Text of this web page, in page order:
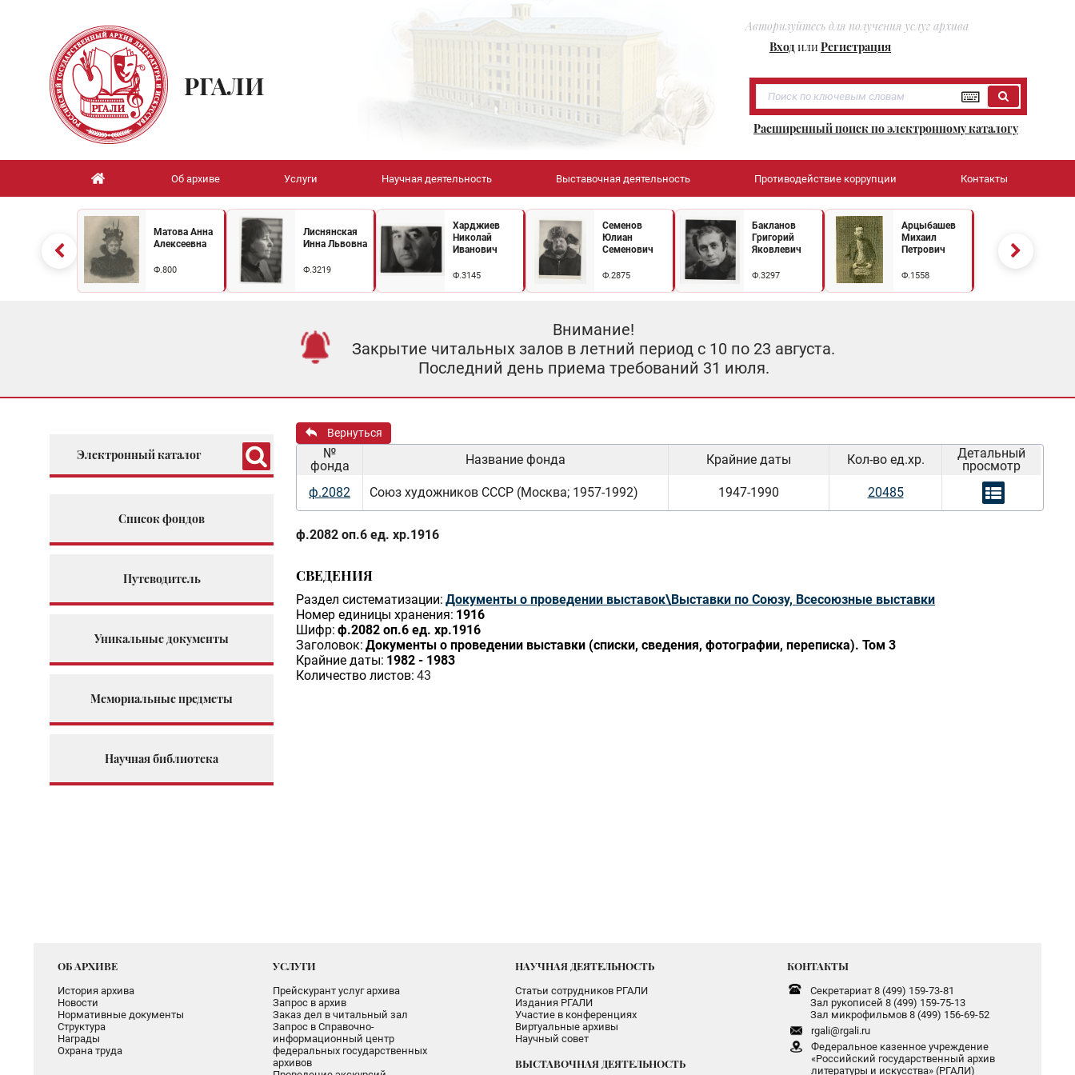
Авторизуйтесь для получения услуг архива
ВходилиРегистрация
РГАЛИ
Расширенный поиск по электронному каталогу
Об архиве Услуги Научная деятельность Выставочная деятельность Противодействие коррупции Контакты
Матова Анна
Алексеевна
Ф.800
Лиснянская
Инна Львовна
Ф.3219
Харджиев
Николай
Иванович
Ф.3145
Семенов
Юлиан
Семенович
Ф.2875
Бакланов
Григорий
Яковлевич
Ф.3297
Арцыбашев
Михаил
Петрович
Ф.1558
Внимание!
Закрытие читальных залов в летний период с 10 по 23 августа.
Последний день приема требований 31 июля.
Электронный каталог
Список фондов
Путеводитель
Уникальные документы
Мемориальные предметы
Научная библиотека
Вернуться
№
фонда
Название фонда Крайние даты Кол-во ед.хр.
Детальный
просмотр
ф.2082
Союз художников СССР (Москва; 1957-1992) 1947-1990 20485
ф.2082 оп.6 ед. хр.1916
СВЕДЕНИЯ
Раздел систематизации: Документы о проведении выставок\Выставки по Союзу, Всесоюзные выставки
Номер единицы хранения: 1916
Шифр: ф.2082 оп.6 ед. хр.1916
Заголовок: Документы о проведении выставки (списки, сведения, фотографии, переписка). Том 3
Крайние даты: 1982 - 1983
Количество листов: 43
ОБ АРХИВЕ
История архива
Новости
Нормативные документы
Структура
Награды
Охрана труда
УСЛУГИ
Прейскурант услуг архива
Запрос в архив
Заказ дел в читальный зал
Запрос в Справочно-
информационный центр
федеральных государственных
архивов
НАУЧНАЯ ДЕЯТЕЛЬНОСТЬ
Статьи сотрудников РГАЛИ
Издания РГАЛИ
Участие в конференциях
Виртуальные архивы
Научный совет
ВЫСТАВОЧНАЯ ДЕЯТЕЛЬНОСТЬ
КОНТАКТЫ
Секретариат 8 (499) 159-73-81
Зал рукописей 8 (499) 159-75-13
Зал микрофильмов 8 (499) 156-69-52
rgali@rgali.ru
Федеральное казенное учреждение
«Российский государственный архив
литературы и искусства» (РГАЛИ)